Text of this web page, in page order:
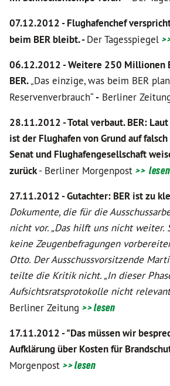
07.12.2012 -Flughafenchef
beim BER bleibt. -Der Tagesspiegel
06.12.2012 - Weitere 250 Millionen
BER.„Das einzige, was beim BER
Reservenverbrauch“ - Berliner
28.11.2012 - Total verbaut. BER:
ist der Flughafen von Grund auf
Senat und Flughafengesellschaft
zurück- Berliner Morgenpost >> lesen
27.11.2012 - Gutachter: BER ist zu
Dokumente, die für die
nicht vor. „Das hilft uns nicht weiter.
keine Zeugenbefragungen
Otto. Der Ausschussvorsitzende
teilte die Kritik nicht. „In dieser
Aufsichtsratsprotokolle nicht
Berliner Zeitung >> lesen
17.11.2012 - "Das müssen wir
Aufklärung über Kosten für
Morgenpost >> lesen